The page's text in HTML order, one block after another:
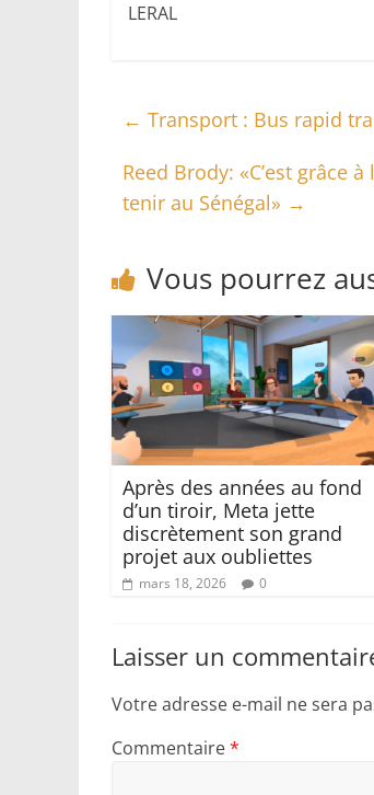
LERAL
← Transport : Bus rapid
Reed Brody: «C’est grâce
tenir au Sénégal» →
Vous pourrez
Après des années au fond
d’un tiroir, Meta jette
discrètement son grand
projet aux oubliettes
mars 18, 2026 0
Laisser un
Votre adresse e-mail ne sera
Commentaire*